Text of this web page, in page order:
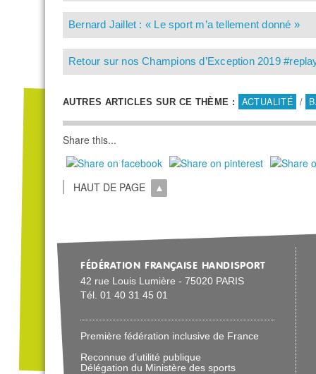
Bernard Jaillet : « Le sport m’a tellement donné »
Retour sur nos Champions d’Exception 2019
AUTRES ARTICLES SUR CE THÈME : ACTUALITÉ /
Share this...
HAUT DE PAGE
FÉDÉRATION FRANÇAISE HANDISPORT
42 rue Louis Lumière - 75020 PARIS
Tél. 01 40 31 45 01
Première fédération inclusive de France
Reconnue d’utilité publique
Délégation du Ministère des sports